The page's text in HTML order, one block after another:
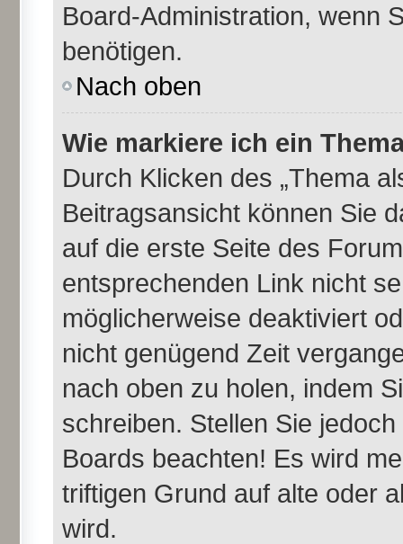
Board-Administration, wenn
benötigen.
Nach oben
Wie markiere ich ein
Durch Klicken des „Thema
Beitragsansicht können Sie
auf die erste Seite des
entsprechenden Link nicht
möglicherweise deaktiviert
nicht genügend Zeit
nach oben zu holen, indem
schreiben. Stellen Sie
Boards beachten! Es wird
triftigen Grund auf alte oder
wird.